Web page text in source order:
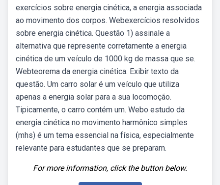
exercícios sobre energia cinética, a energia associada
ao movimento dos corpos. Webexercícios resolvidos
sobre energia cinética. Questão 1) assinale a
alternativa que represente corretamente a energia
cinética de um veículo de 1000 kg de massa que se.
Webteorema da energia cinética. Exibir texto da
questão. Um carro solar é um veículo que utiliza
apenas a energia solar para a sua locomoção.
Tipicamente, o carro contém um. Webo estudo da
energia cinética no movimento harmônico simples
(mhs) é um tema essencial na física, especialmente
relevante para estudantes que se preparam.
For more information, click the button below.